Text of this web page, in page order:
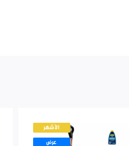
الأشهر
عرض